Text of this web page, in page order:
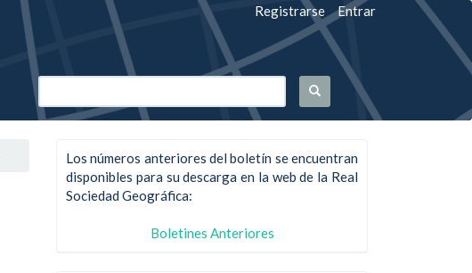
Registrarse Entrar
Los números anteriores del boletín se encuentran
disponibles para su descarga en la web de la Real
Sociedad Geográfica:
Boletines Anteriores